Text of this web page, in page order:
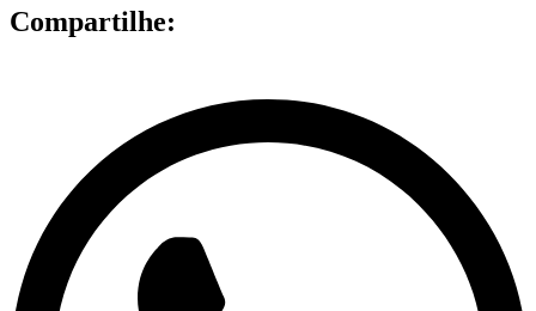
Compartilhe: